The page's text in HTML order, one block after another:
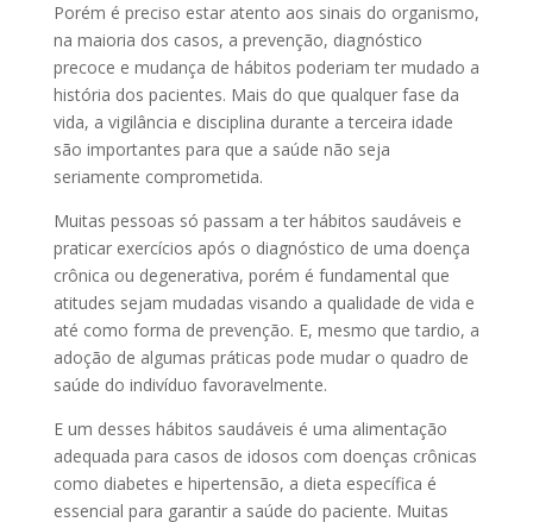
Porém é preciso estar atento aos sinais do organismo,
na maioria dos casos, a prevenção, diagnóstico
precoce e mudança de hábitos poderiam ter mudado a
história dos pacientes. Mais do que qualquer fase da
vida, a vigilância e disciplina durante a terceira idade
são importantes para que a saúde não seja
seriamente comprometida.
Muitas pessoas só passam a ter hábitos saudáveis e
praticar exercícios após o diagnóstico de uma doença
crônica ou degenerativa, porém é fundamental que
atitudes sejam mudadas visando a qualidade de vida e
até como forma de prevenção. E, mesmo que tardio, a
adoção de algumas práticas pode mudar o quadro de
saúde do indivíduo favoravelmente.
E um desses hábitos saudáveis é uma alimentação
adequada para casos de idosos com doenças crônicas
como diabetes e hipertensão, a dieta específica é
essencial para garantir a saúde do paciente. Muitas